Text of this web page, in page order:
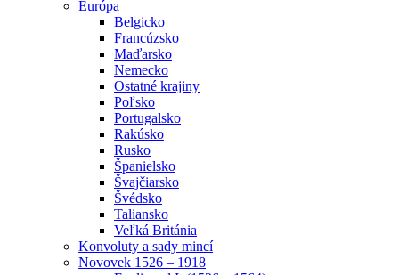
Európa
Belgicko
Francúzsko
Maďarsko
Nemecko
Ostatné krajiny
Poľsko
Portugalsko
Rakúsko
Rusko
Španielsko
Švajčiarsko
Švédsko
Taliansko
Veľká Británia
Konvoluty a sady mincí
Novovek 1526 – 1918